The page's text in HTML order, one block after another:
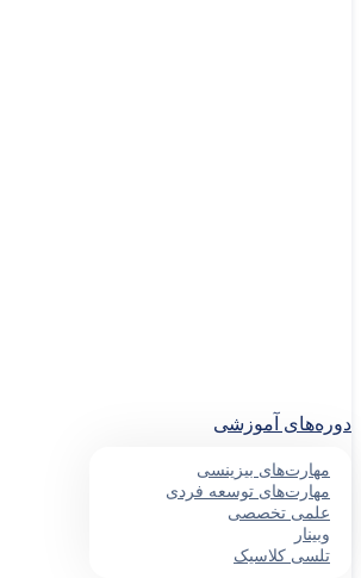
دوره‌های آموزشی
مهارت‌های بیزینسی
مهارت‌های توسعه فردی
علمی تخصصی
وبینار
تلسی کلاسیک